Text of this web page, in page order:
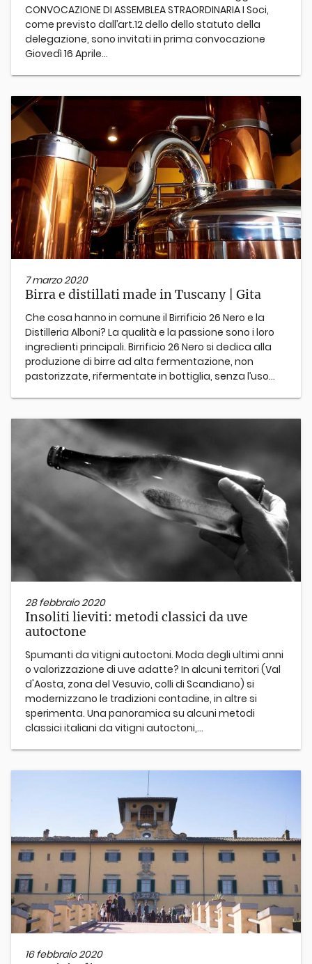
CONVOCAZIONE DI ASSEMBLEA STRAORDINARIA I Soci,
come previsto dall’art.12 dello dello statuto della
delegazione, sono invitati in prima convocazione
Giovedì 16 Aprile...
7 marzo 2020
Birra e distillati made in Tuscany | Gita
Che cosa hanno in comune il Birrificio 26 Nero e la
Distilleria Alboni? La qualità e la passione sono i loro
ingredienti principali. Birrificio 26 Nero si dedica alla
produzione di birre ad alta fermentazione, non
pastorizzate, rifermentate in bottiglia, senza l’uso...
28 febbraio 2020
Insoliti lieviti: metodi classici da uve
autoctone
Spumanti da vitigni autoctoni. Moda degli ultimi anni
o valorizzazione di uve adatte? In alcuni territori (Val
d'Aosta, zona del Vesuvio, colli di Scandiano) si
modernizzano le tradizioni contadine, in altre si
sperimenta. Una panoramica su alcuni metodi
classici italiani da vitigni autoctoni,...
16 febbraio 2020